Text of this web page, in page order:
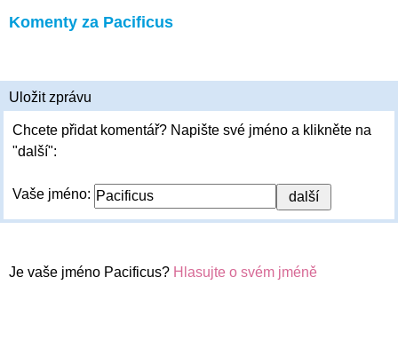
Komenty za Pacificus
Uložit zprávu
Chcete přidat komentář? Napište své jméno a klikněte na
"další":
Vaše jméno:
Je vaše jméno Pacificus? Hlasujte o svém jméně